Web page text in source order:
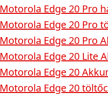
Motorola Edge 20 Pro
Motorola Edge 20 Pro
Motorola Edge 20 Pro
Motorola Edge 20 Lite
Motorola Edge 20
Motorola Edge 20